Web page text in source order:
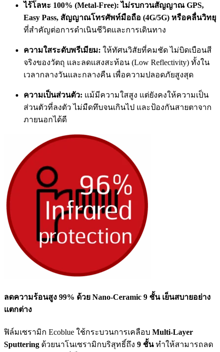
ไร้โลหะ 100% (Metal-Free): ไม่รบกวนสัญญาณ GPS,
Easy Pass, สัญญาณโทรศัพท์มือถือ (4G/5G) หรือคลื่นวิทยุ
ที่สำคัญต่อการดำเนินชีวิตและการเดินทาง
ความใสระดับพรีเมียม: ให้ทัศนวิสัยที่คมชัด ไม่บิดเบือนสี
จริงของวัตถุ และลดแสงสะท้อน (Low Reflectivity) ทั้งใน
เวลากลางวันและกลางคืน เพื่อความปลอดภัยสูงสุด
ความเป็นส่วนตัว: แม้มีความใสสูง แต่ยังคงให้ความเป็น
ส่วนตัวที่ลงตัว ไม่มืดทึบจนเกินไป และป้องกันสายตาจาก
ภายนอกได้ดี
ลดความร้อนสูง 99% ด้วย Nano-Ceramic 9 ชั้น เย็นสบายอย่าง
แตกต่าง
ฟิล์มเซรามิก Ecoblue ใช้กระบวนการเคลือบ Multi-Layer
Sputtering ด้วยนาโนเซรามิกบริสุทธิ์ถึง 9 ชั้นทำให้สามารถลด